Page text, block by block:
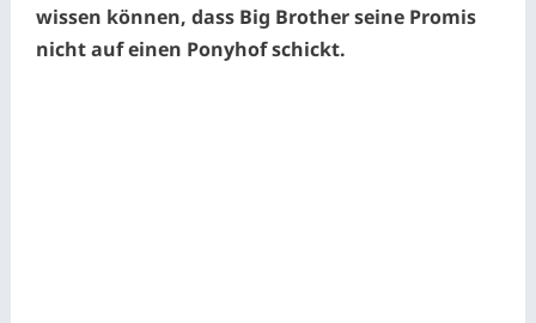
wissen können, dass Big Brother seine Promis
nicht auf einen Ponyhof schickt.